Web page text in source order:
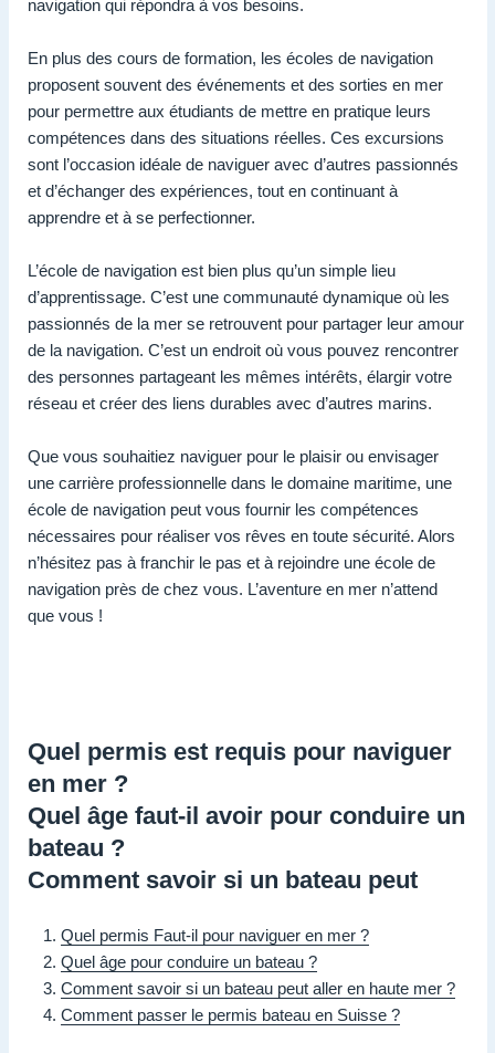
navigation qui répondra à vos besoins.
En plus des cours de formation, les écoles de navigation
proposent souvent des événements et des sorties en mer
pour permettre aux étudiants de mettre en pratique leurs
compétences dans des situations réelles. Ces excursions
sont l’occasion idéale de naviguer avec d’autres passionnés
et d’échanger des expériences, tout en continuant à
apprendre et à se perfectionner.
L’école de navigation est bien plus qu’un simple lieu
d’apprentissage. C’est une communauté dynamique où les
passionnés de la mer se retrouvent pour partager leur amour
de la navigation. C’est un endroit où vous pouvez rencontrer
des personnes partageant les mêmes intérêts, élargir votre
réseau et créer des liens durables avec d’autres marins.
Que vous souhaitiez naviguer pour le plaisir ou envisager
une carrière professionnelle dans le domaine maritime, une
école de navigation peut vous fournir les compétences
nécessaires pour réaliser vos rêves en toute sécurité. Alors
n’hésitez pas à franchir le pas et à rejoindre une école de
navigation près de chez vous. L’aventure en mer n’attend
que vous !
Quel permis est requis pour naviguer
en mer ?
Quel âge faut-il avoir pour conduire un
bateau ?
Comment savoir si un bateau peut
Quel permis Faut-il pour naviguer en mer ?
Quel âge pour conduire un bateau ?
Comment savoir si un bateau peut aller en haute mer ?
Comment passer le permis bateau en Suisse ?